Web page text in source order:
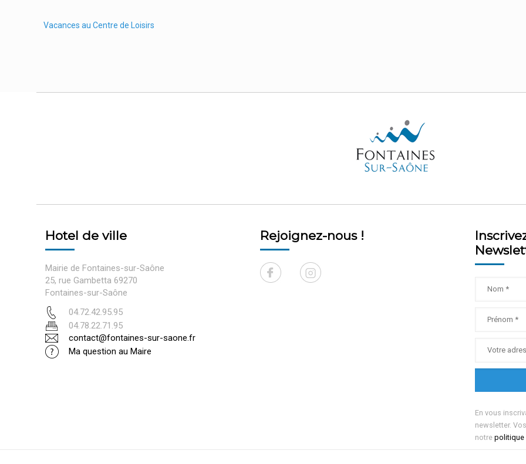
Vacances au Centre de Loisirs
Hotel de ville
Mairie de Fontaines-sur-Saône
25, rue Gambetta 69270
Fontaines-sur-Saône
04.72.42.95.95
04.78.22.71.95
contact@fontaines-sur-saone.fr
Ma question au Maire
Rejoignez-nous !
En vous
newsletter.
notre politique